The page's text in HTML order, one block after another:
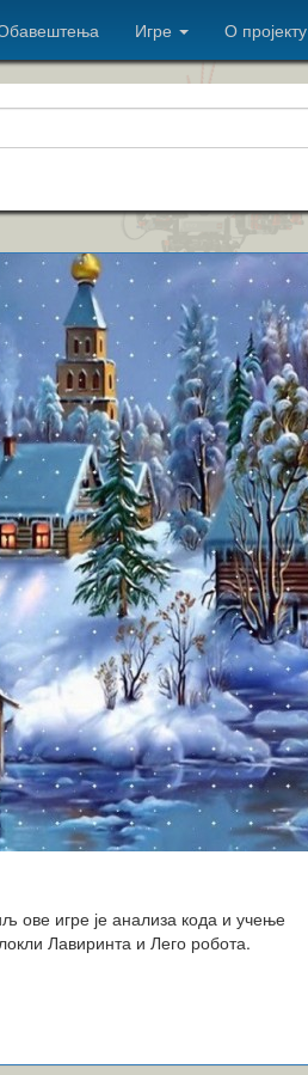
Игре О пројекту
ове игре је анализа кода и учење
Лавиринта и Лего робота.